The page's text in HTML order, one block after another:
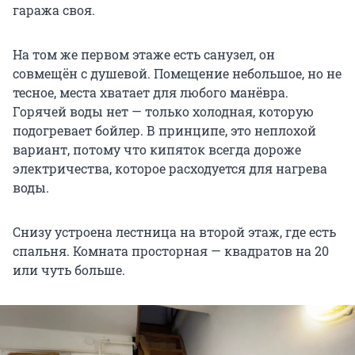
гаража своя.
На том же первом этаже есть санузел, он
совмещён с душевой. Помещение небольшое, но не
тесное, места хватает для любого манёвра.
Горячей воды нет — только холодная, которую
подогревает бойлер. В принципе, это неплохой
вариант, потому что кипяток всегда дороже
электричества, которое расходуется для нагрева
воды.
Снизу устроена лестница на второй этаж, где есть
спальня. Комната просторная — квадратов на 20
или чуть больше.